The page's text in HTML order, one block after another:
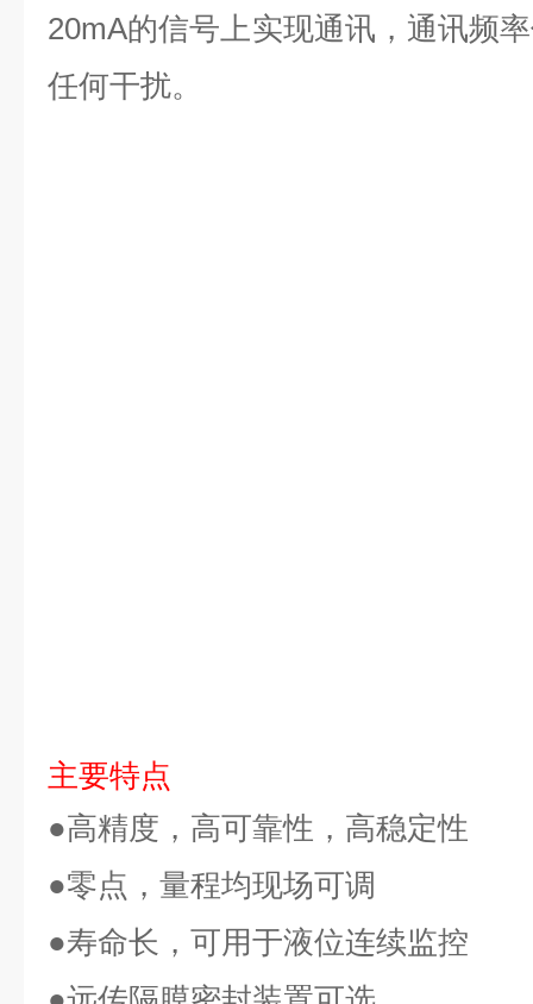
20mA的信号上实现通讯，通讯频
任何干扰。
主要特点
●高精度，高可靠性，高稳定性
●零点，量程均现场可调
●寿命长，可用于液位连续监控